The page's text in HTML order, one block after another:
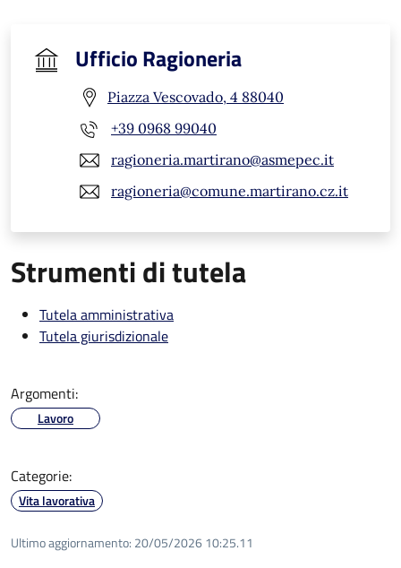
Ufficio Ragioneria
Piazza Vescovado, 4 88040
+39 0968 99040
ragioneria.martirano@asmepec.it
ragioneria@comune.martirano.cz.it
Strumenti di tutela
Tutela amministrativa
Tutela giurisdizionale
Argomenti:
Lavoro
Categorie:
Vita lavorativa
Ultimo aggiornamento: 20/05/2026 10:25.11